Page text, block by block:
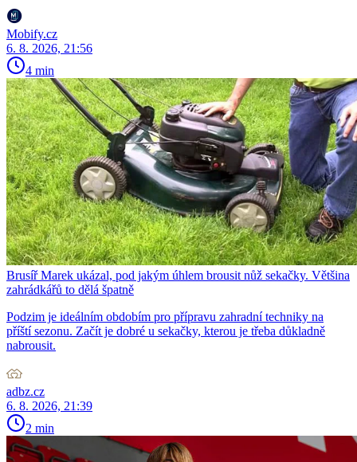
Mobify.cz
6. 8. 2026, 21:56
4 min
Brusíř Marek ukázal, pod jakým úhlem brousit nůž sekačky. Většina
zahrádkářů to dělá špatně
Podzim je ideálním obdobím pro přípravu zahradní techniky na
příští sezonu. Začít je dobré u sekačky, kterou je třeba důkladně
nabrousit.
adbz.cz
6. 8. 2026, 21:39
2 min